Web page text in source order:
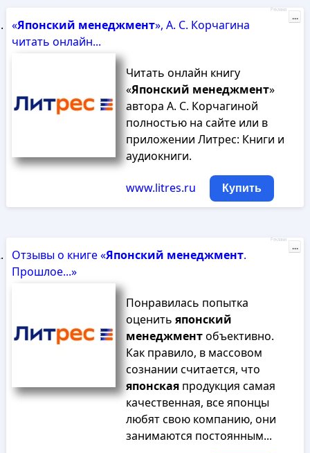
«Японский менеджмент», А. С. Корчагина
читать онлайн...
Читать онлайн книгу
«Японский менеджмент»
автора А. С. Корчагиной
полностью на сайте или в
приложении Литрес: Книги и
аудиокниги.
www.litres.ru Купить
Реклама
...
Отзывы о книге «Японский менеджмент.
Прошлое...»
Понравилась попытка
оценить японский
менеджментобъективно.
Как правило, в массовом
сознании считается, что
японскаяпродукция самая
качественная, все японцы
любят свою компанию, они
занимаются постоянным...
Реклама
...